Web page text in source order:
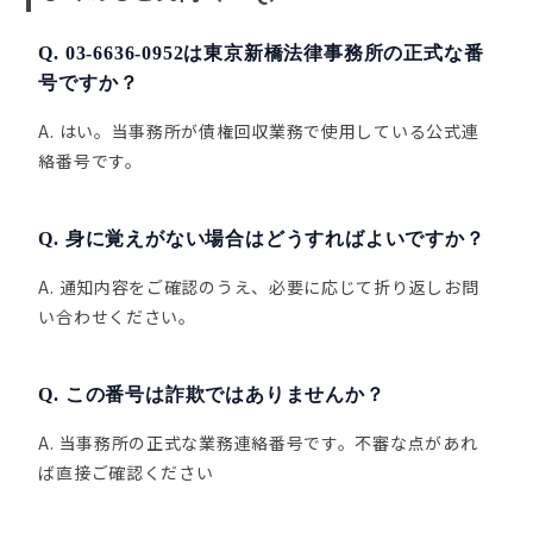
Q. 03-6636-0952は東京新橋法律事務所の正式な番
号ですか？
A. はい。当事務所が債権回収業務で使用している公式連
絡番号です。
Q. 身に覚えがない場合はどうすればよいですか？
A. 通知内容をご確認のうえ、必要に応じて折り返しお問
い合わせください。
Q. この番号は詐欺ではありませんか？
A. 当事務所の正式な業務連絡番号です。不審な点があれ
ば直接ご確認ください